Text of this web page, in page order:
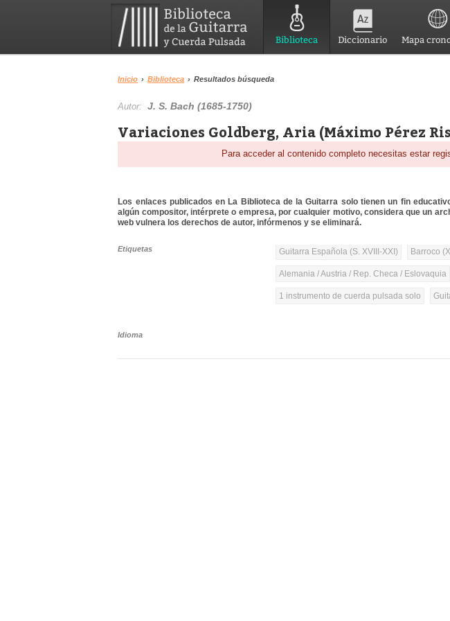
Biblioteca Diccionario Mapa
Inicio › Biblioteca › Resultados búsqueda
Autor:J. S. Bach (1685-1750)
Variaciones Goldberg, Aria (Máximo Pérez
Para acceder al contenido completo necesitas estar
Los enlaces publicados en La Biblioteca de la Guitarra solo tienen un fin
algún compositor, intérprete o empresa, por cualquier motivo, considera que un
web vulnera los derechos de autor, infórmenos y se eliminará.
Etiquetas Guitarra Española (S. XVIII-XXI) Barroco
Alemania / Austria / Rep. Checa / Eslovaquia
1 instrumento de cuerda pulsada solo
Idioma